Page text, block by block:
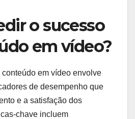
o sucesso
em vídeo?
em vídeo envolve
de desempenho que
e a satisfação dos
chave incluem